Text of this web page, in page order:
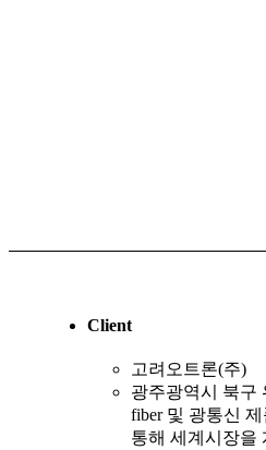
Client
고려오트론(주)
광주광역시 북구
fiber 및 광통신
통해 세계시장을